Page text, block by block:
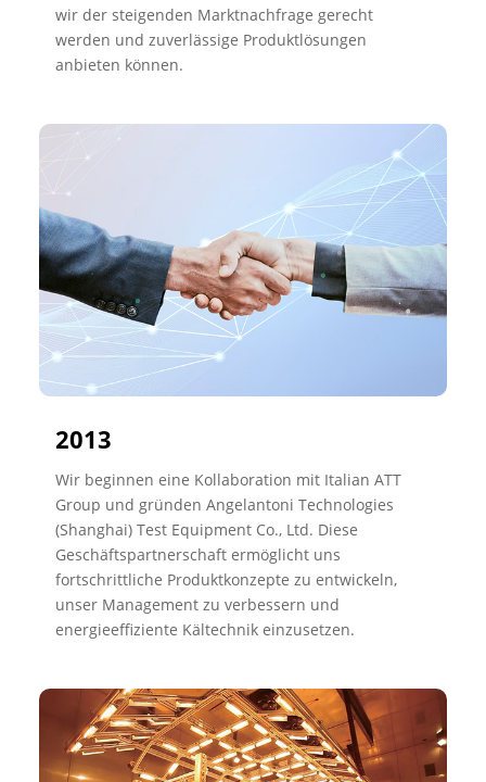
wir der steigenden Marktnachfrage gerecht
werden und zuverlässige Produktlösungen
anbieten können.
2013
Wir beginnen eine Kollaboration mit Italian ATT
Group und gründen Angelantoni Technologies
(Shanghai) Test Equipment Co., Ltd. Diese
Geschäftspartnerschaft ermöglicht uns
fortschrittliche Produktkonzepte zu entwickeln,
unser Management zu verbessern und
energieeffiziente Kältechnik einzusetzen.